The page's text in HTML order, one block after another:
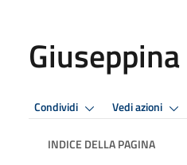
Condividi Vedi azioni
INDICE DELLA PAGINA